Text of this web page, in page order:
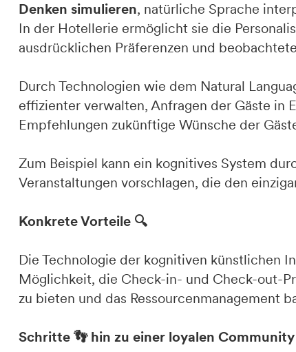
Denken simulieren, natürliche Sprache
In der Hotellerie ermöglicht sie die
ausdrücklichen Präferenzen und
Durch Technologien wie dem Natural
effizienter verwalten, Anfragen der Gäste in
Empfehlungen zukünftige Wünsche der
Zum Beispiel kann ein kognitives System
Veranstaltungen vorschlagen, die den
Konkrete Vorteile 🔍
Die Technologie der kognitiven künstlichen
Möglichkeit, die Check-in- und Check-out-
zu bieten und das Ressourcenmanagement
Schritte 👣 hin zu einer loyalen Community